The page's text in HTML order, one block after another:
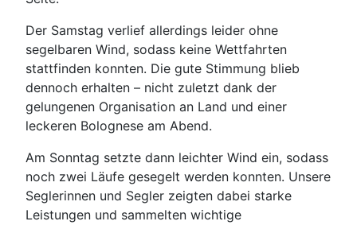
Der Samstag verlief allerdings leider ohne
segelbaren Wind, sodass keine Wettfahrten
stattfinden konnten. Die gute Stimmung blieb
dennoch erhalten – nicht zuletzt dank der
gelungenen Organisation an Land und einer
leckeren Bolognese am Abend.
Am Sonntag setzte dann leichter Wind ein, sodass
noch zwei Läufe gesegelt werden konnten. Unsere
Seglerinnen und Segler zeigten dabei starke
Leistungen und sammelten wichtige